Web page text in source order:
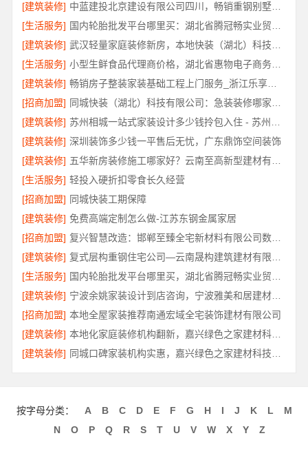
[建筑装修]
中蓝建投北京建设有限公司四川，畅销重钢别墅局部改造专家
[生活服务]
[建筑装修]
[生活服务]
小型生鲜食品代理商价格，湖北省惠物电子商务有限公司入驻
[建筑装修]
畅销房子整装家装基础工程上门服务_浙江乐享新材料有限公司
[招商加盟]
[建筑装修]
[建筑装修] 深圳装饰多少钱一平售后无忧，广东鼎饰空间装饰
[建筑装修]
[生活服务] 轻投入硬折扣零食长久经营
[招商加盟] 同城快装工期保障
[建筑装修] 免费高端定制怎么做-江苏东钢金属家居
[招商加盟]
复兴智慧改造：邯郸至臻全宅新材料有限公司数字化设计
[建筑装修]
[生活服务]
[建筑装修]
宁波余姚家装设计到店咨询，宁波雅美和居建材科技有限公司
[招商加盟] 本地全屋家装推荐南通宏域全宅装饰建材有限公司
[建筑装修]
本地化家庭装修机构翻新，嘉兴绿色之家建材科技有限公司
[建筑装修]
按字母分类： A B C D E F G H I J K L
M
N
O P Q R S T U V W X Y Z